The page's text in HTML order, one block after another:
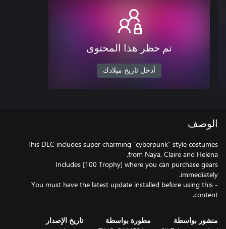
تم حظر هذا المحتوى
أدخل تاريخ ميلادك
الوصف
This DLC includes super charming “cyberpunk” style costumes
Includes [100 Trophy] where you can purchase gears
- You must have the latest update installed before using this
content.
منشور بواسطة مطورة بواسطة تاريخ الإصدار